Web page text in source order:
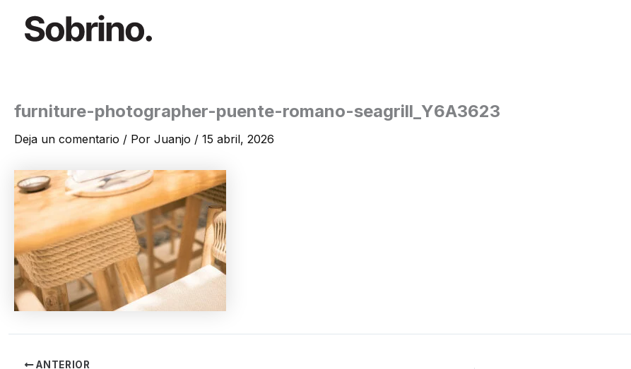
contenido
furniture-photographer-puente-romano-seagrill_Y6A3623
Deja un comentario / Por Juanjo / 15 abril, 2026
ANTERIOR